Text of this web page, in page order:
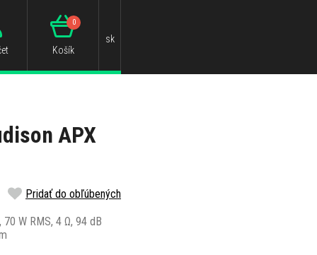
Košík
0
sk
APX
Pridať do obľúbených
W RMS, 4 Ω, 94 dB